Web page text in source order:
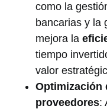
como la
bancarias y la
mejora la
tiempo
valor
Optimización
proveedores: